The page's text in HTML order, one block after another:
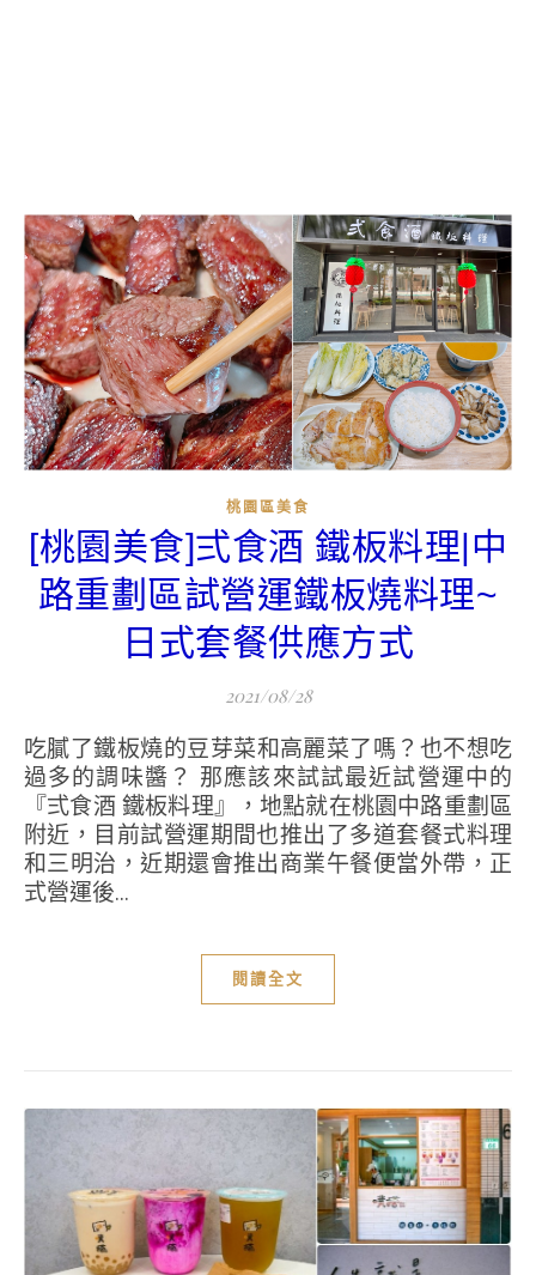
桃園區美食
[桃園美食]弍食酒 鐵板料理|中
路重劃區試營運鐵板燒料理~
日式套餐供應方式
2021/08/28
吃膩了鐵板燒的豆芽菜和高麗菜了嗎？也不想吃
過多的調味醬？ 那應該來試試最近試營運中的
『弍食酒 鐵板料理』，地點就在桃園中路重劃區
附近，目前試營運期間也推出了多道套餐式料理
和三明治，近期還會推出商業午餐便當外帶，正
式營運後...
閱讀全文